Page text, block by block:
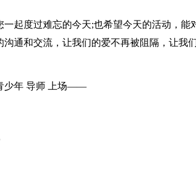
一起度过难忘的今天;也希望今天的活动，能
沟通和交流，让我们的爱不再被阻隔，让我
少年 导师 上场——